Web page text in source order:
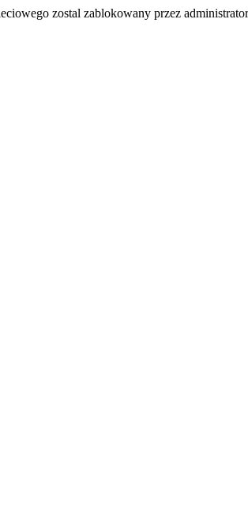
zostal zablokowany przez